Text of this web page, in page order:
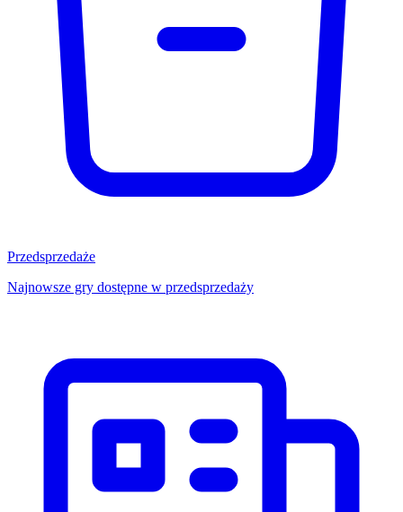
Przedsprzedaże
Najnowsze gry dostępne w przedsprzedaży